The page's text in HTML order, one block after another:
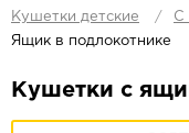
Кушетки детские
С
Ящик в подлокотнике
Кушетки с